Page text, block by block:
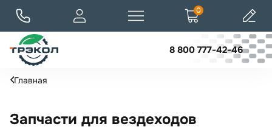
8 800 777-42-46
0
Главная
Запчасти для вездеходов